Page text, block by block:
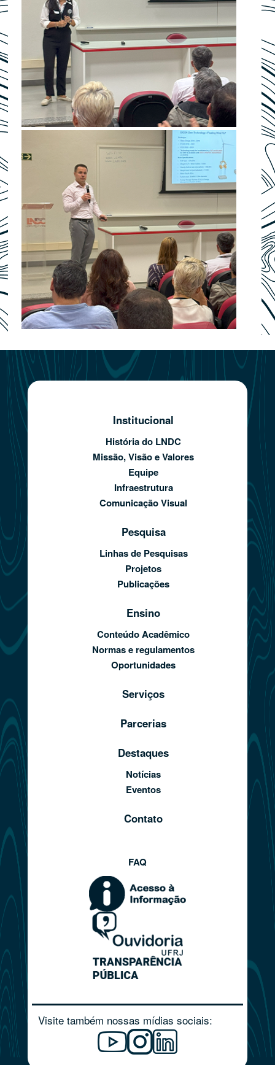
Institucional
História do LNDC
Missão, Visão e Valores
Equipe
Infraestrutura
Comunicação Visual
Pesquisa
Linhas de Pesquisas
Projetos
Publicações
Ensino
Conteúdo Acadêmico
Normas e regulamentos
Oportunidades
Serviços
Parcerias
Destaques
Notícias
Eventos
Contato
FAQ
Visite também nossas mídias sociais: